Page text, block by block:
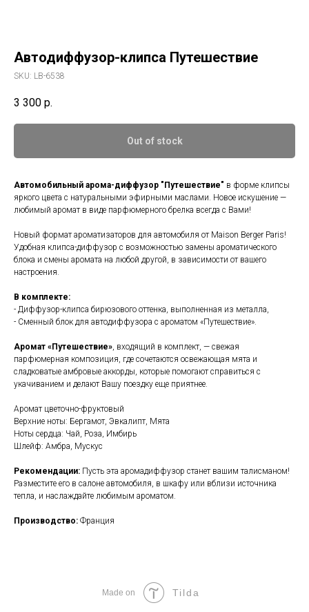
Автодиффузор-клипса Путешествие
SKU: LB-6538
3 300 р.
Out of stock
Автомобильный арома-диффузор "Путешествие" в форме клипсы
яркого цвета с натуральными эфирными маслами. Новое искушение —
любимый аромат в виде парфюмерного брелка всегда с Вами!
Новый формат ароматизаторов для автомобиля от Maison Berger Paris!
Удобная клипса-диффузор с возможностью замены ароматического
блока и смены аромата на любой другой, в зависимости от вашего
настроения.
В комплекте:
- Диффузор-клипса бирюзового оттенка, выполненная из металла,
- Сменный блок для автодиффузора с ароматом «Путешествие».
Аромат «Путешествие», входящий в комплект, — свежая
парфюмерная композиция, где сочетаются освежающая мята и
сладковатые амбровые аккорды, которые помогают справиться с
укачиванием и делают Вашу поездку еще приятнее.
Аромат цветочно-фруктовый
Верхние ноты: Бергамот, Эвкалипт, Мята
Ноты сердца: Чай, Роза, Имбирь
Шлейф: Амбра, Мускус
Рекомендации: Пусть эта аромадиффузор станет вашим талисманом!
Разместите его в салоне автомобиля, в шкафу или вблизи источника
тепла, и наслаждайте любимым ароматом.
Производство: Франция
Made on Tilda